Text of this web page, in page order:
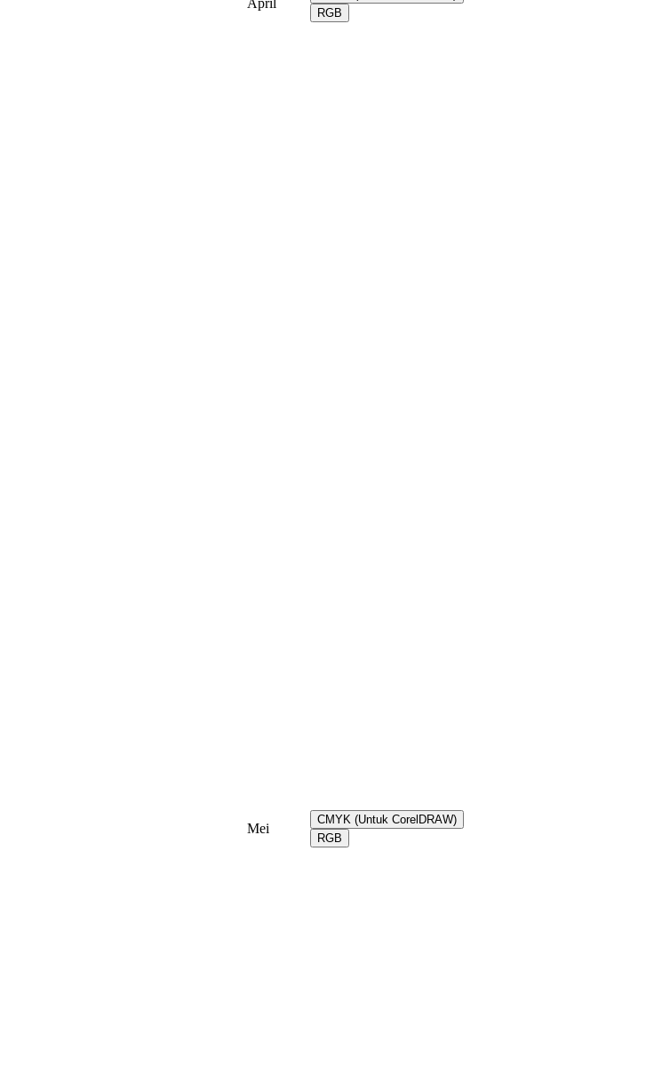
April
RGB
Mei
CMYK (Untuk CorelDRAW)
RGB